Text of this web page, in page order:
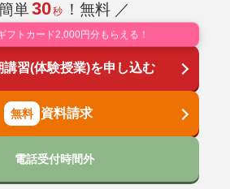
単30秒 ！無料 ／
フトカード2,000円分もらえる！
講習(体験授業)を申し込む
資料請求
電話受付時間外